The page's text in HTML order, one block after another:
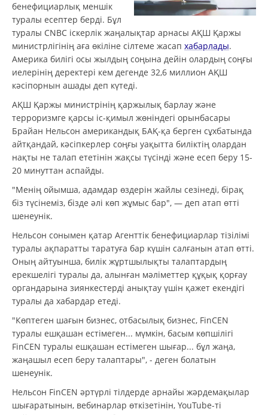
бенефициарлық меншік
туралы есептер берді. Бұл
туралы CNBC іскерлік жаңалықтар арнасы АҚШ Қаржы
министрлігінің аға өкіліне сілтеме жасап хабарлады.
Америка билігі осы жылдың соңына дейін олардың соңғы
иелерінің деректері кем дегенде 32,6 миллион АҚШ
кәсіпорнын ашады деп күтеді.
АҚШ Қаржы министрінің қаржылық барлау және
терроризмге қарсы іс-қимыл жөніндегі орынбасары
Брайан Нельсон американдық БАҚ-қа берген сұхбатында
айтқандай, кәсіпкерлер соңғы уақытта биліктің олардан
нақты не талап ететінін жақсы түсінді және есеп беру 15-
20 минуттан аспайды.
"Менің ойымша, адамдар өздерін жайлы сезінеді, бірақ
біз түсінеміз, бізде әлі көп жұмыс бар", — деп атап өтті
шенеунік.
Нельсон сонымен қатар Агенттік бенефициарлар тізілімі
туралы ақпаратты таратуға бар күшін салғанын атап өтті.
Оның айтуынша, билік жұртшылықты талаптардың
ерекшелігі туралы да, алынған мәліметтер құқық қорғау
органдарына зиянкестерді анықтау үшін қажет екендігі
туралы да хабардар етеді.
"Көптеген шағын бизнес, отбасылық бизнес, FinCEN
туралы ешқашан естімеген... мүмкін, басым көпшілігі
FinCEN туралы ешқашан естімеген шығар... бұл жаңа,
жаңашыл есеп беру талаптары", - деген болатын
шенеунік.
Нельсон FinCEN әртүрлі тілдерде арнайы жәрдемақылар
шығаратынын, вебинарлар өткізетінін, YouTube-ті